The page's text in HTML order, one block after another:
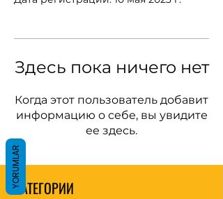
Здесь пока ничего нет
Когда этот пользователь добавит
информацию о себе, вы увидите
ее здесь.
КАТЕГОРИИ
YORUMLAR